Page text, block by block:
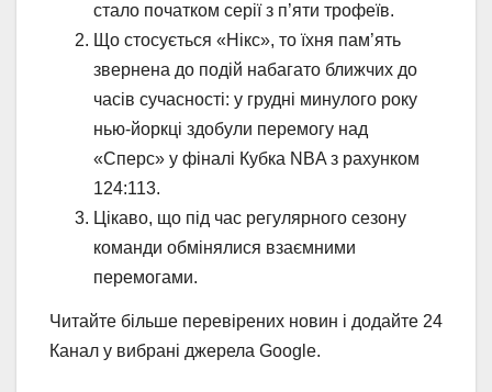
стало початком серії з п’яти трофеїв.
Що стосується «Нікс», то їхня пам’ять
звернена до подій набагато ближчих до
часів сучасності: у грудні минулого року
нью-йоркці здобули перемогу над
«Сперс» у фіналі Кубка NBA з рахунком
124:113.
Цікаво, що під час регулярного сезону
команди обмінялися взаємними
перемогами.
Читайте більше перевірених новин і додайте 24
Канал у вибрані джерела Google.